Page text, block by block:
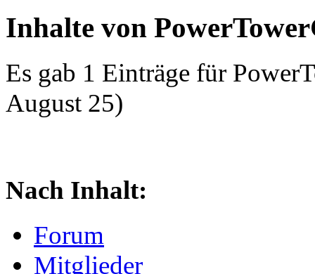
Inhalte von
Es gab 1 Einträge für
August 25)
Nach Inhalt:
Forum
Mitglieder